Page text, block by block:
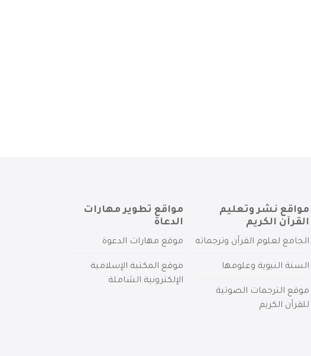
مواقع نشر وتعليم
القرآن الكريم
الجامع لعلوم القرآن وترجماته
السنة النبوية وعلومها
موقع الترجمات الصوتية
للقرآن الكريم
مواقع تطوير مهارات
الدعاة
موقع مهارات الدعوة
موقع المكتبة الإسلامية
الإلكترونية الشاملة